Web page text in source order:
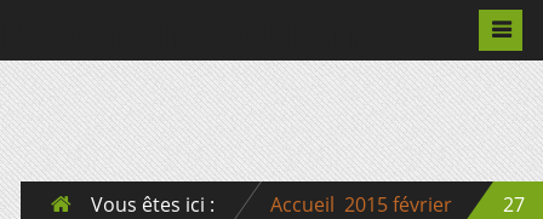
Vous êtes ici : Accueil 2015février 27